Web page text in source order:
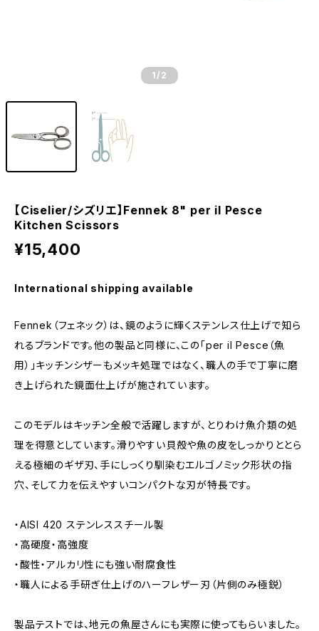
1 /2
【Ciselier/シズリエ】Fennek 8" per il Pesce
Kitchen Scissors
¥15,400
International shipping available
Fennek（フェネック）は、鏡のように輝くステンレス仕上げで知ら
れるブランドです。他の製品と同様に、この「per il Pesce（魚
用）」キッチンシザーもメッキ処理ではなく、職人の手で丁寧に磨
き上げられた鏡面仕上げが施されています。
このモデルはキッチン全般で活躍しますが、とりわけ魚介類の処
理を得意としています。滑りやすい貝殻や魚の皮をしっかりととら
える極細のギザ刃、手にしっくり馴染むエルゴノミック形状の指
穴、そして力を伝えやすいコンパクトな刃が特長です。
・AISI 420 ステンレススチール製
・高硬度・高強度
・酸性・アルカリ性にも強い耐腐食性
・職人による手研ぎ仕上げのハーフレザー刃（片側のみ極鋭）
製品テストでは、地元の魚屋さんにも実際に使ってもらいました。